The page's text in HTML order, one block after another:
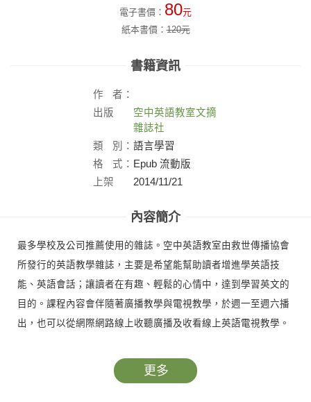
電子書價： 80元
紙本書價：120元
書籍資訊
作
者：
出版
空中英語教室文摘
雜誌社
類
別： 語言學習
格
式： Epub 流動版
上架
2014/11/21
內容簡介
最多學校及公司推薦使用的雜誌。空中英語教室由救世傳播協會
所發行的英語教學雜誌，主要是希望能幫助讀者增進學英語技
能、英語會話；讓讀者在有趣、輕鬆的心情中，達到學習英文的
目的。課程內容會伴隨著廣播教學與電視教學，於週一至週六播
出，也可以從網際網路線上收聽廣播及收看線上英語電視教學。
更多